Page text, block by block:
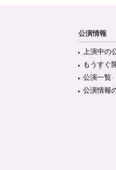
公演情報
上演中の
もうすぐ
公演一覧
公演情報